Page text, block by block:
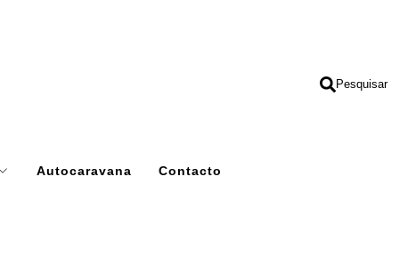
Pesquisar
Autocaravana Contacto